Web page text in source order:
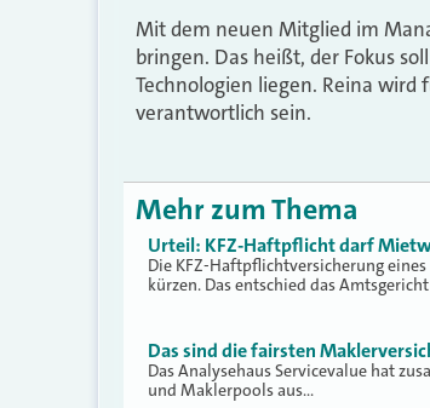
Mit dem neuen Mitglied im
bringen. Das heißt, der Fokus
Technologien liegen. Reina
verantwortlich sein.
Mehr zum Thema
Urteil: KFZ-Haftpflicht darf
Die KFZ-Haftpflichtversicherung
kürzen. Das entschied das
Das sind die fairsten
Das Analysehaus Servicevalue hat
und Maklerpools aus…